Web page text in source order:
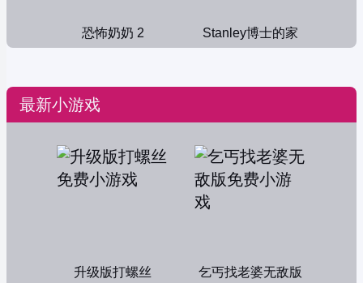
恐怖奶奶 2 Stanley博士的家
最新小游戏
升级版打螺丝 乞丐找老婆无敌版